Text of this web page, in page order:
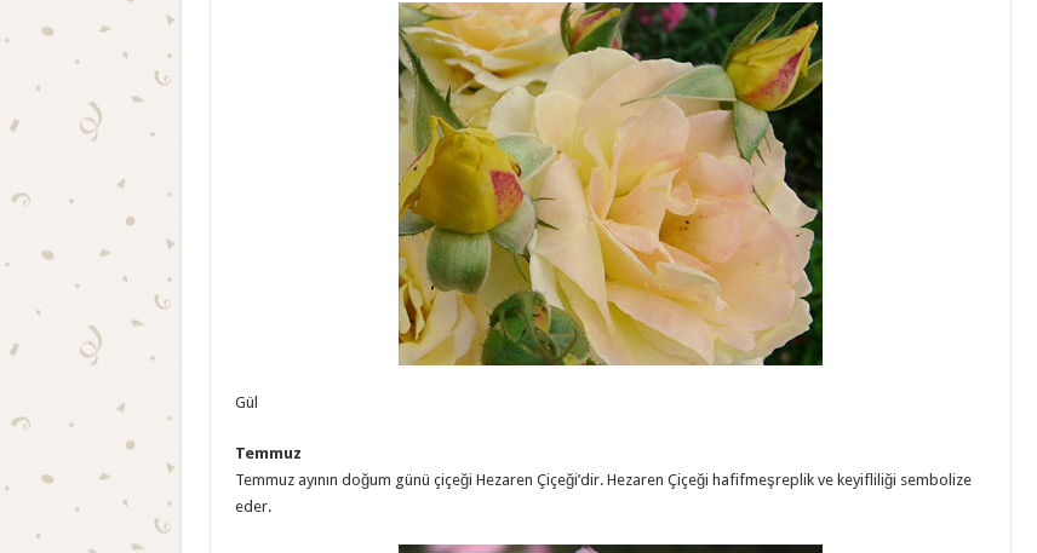
Gül
Temmuz
Temmuz ayının doğum günü çiçeği Hezaren Çiçeği’dir. Hezaren Çiçeği hafifmeşreplik ve keyifliliği sembolize
eder.